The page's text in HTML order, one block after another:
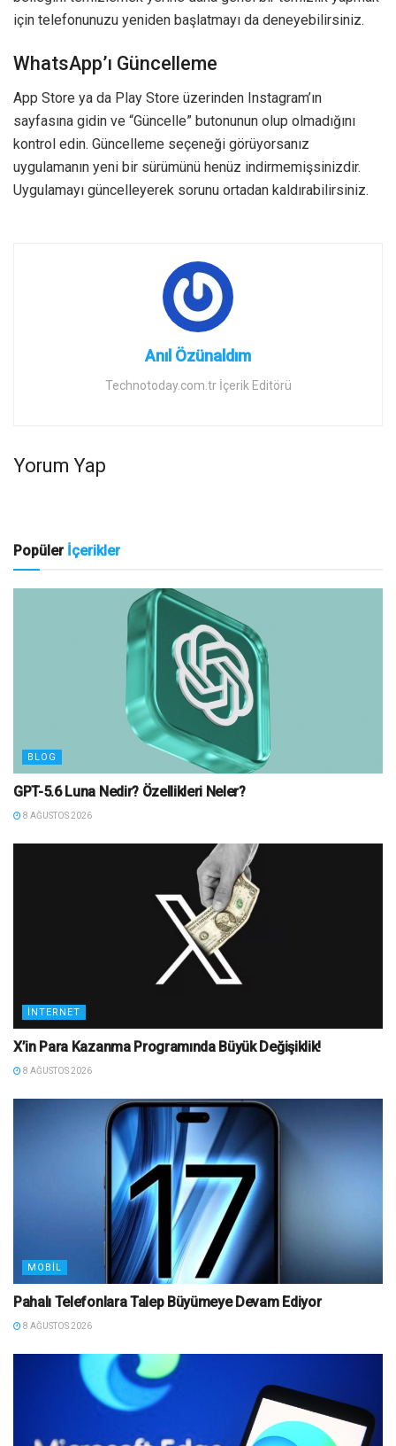
için telefonunuzu yeniden başlatmayı da deneyebilirsiniz.
WhatsApp’ı Güncelleme
App Store ya da Play Store üzerinden Instagram’ın
sayfasına gidin ve “Güncelle” butonunun olup olmadığını
kontrol edin. Güncelleme seçeneği görüyorsanız
uygulamanın yeni bir sürümünü henüz indirmemişsinizdir.
Uygulamayı güncelleyerek sorunu ortadan kaldırabilirsiniz.
Anıl Özünaldım
Technotoday.com.tr İçerik Editörü
Yorum Yap
Popüler İçerikler
BLOG
GPT-5.6 Luna Nedir? Özellikleri Neler?
8 AĞUSTOS 2026
İNTERNET
X’in Para Kazanma Programında Büyük Değişiklik!
8 AĞUSTOS 2026
MOBIL
Pahalı Telefonlara Talep Büyümeye Devam Ediyor
8 AĞUSTOS 2026